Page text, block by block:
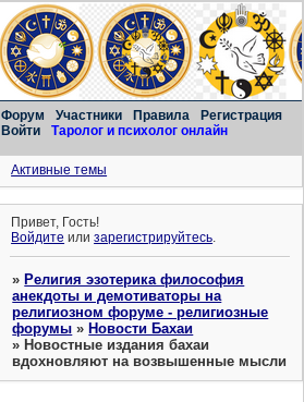
Форум Участники Правила
Регистрация
Войти
Таролог и психолог онлайн
Активные темы
Привет, Гость!
Войдите илизарегистрируйтесь.
»Религия эзотерика философия
анекдоты и демотиваторы на
религиозном форуме - религиозные
форумы »Новости Бахаи
»Новостные издания бахаи
вдохновляют на возвышенные мысли